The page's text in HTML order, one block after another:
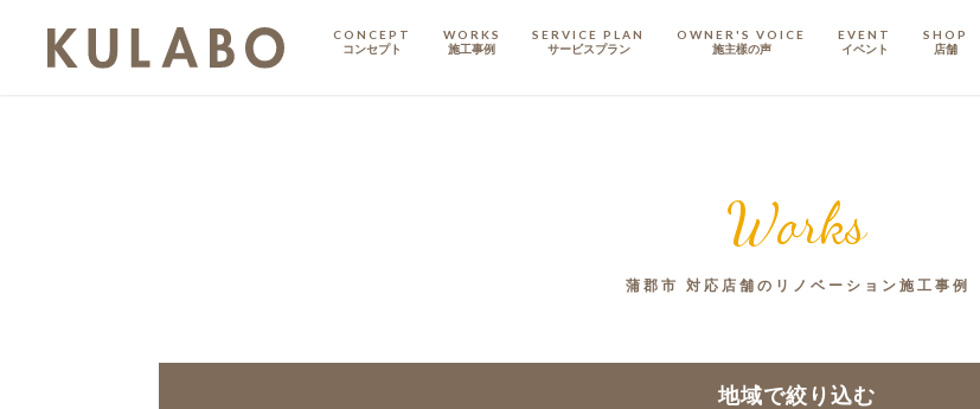
CONCEPT
コンセプト
WORKS
施工事例
SERVICE PLAN
サービスプラン
OWNER'S VOICE
施主樣の声
EVENT
イベント
SHOP
店舗
Works
蒲郡市 対応店舗のリノベーション施工事例
地域で絞り込む